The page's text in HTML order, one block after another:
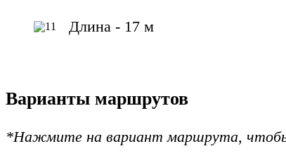
Длина - 17 м
Варианты маршрутов
*Нажмите на вариант маршрута,